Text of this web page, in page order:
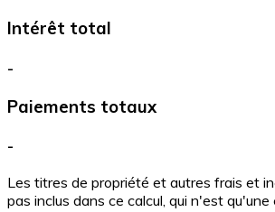
Intérêt total
-
Paiements totaux
-
Les titres de propriété et autres frais et
pas inclus dans ce calcul, qui n'est